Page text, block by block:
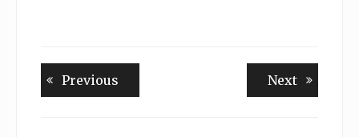
Beitragsnavigation
Previous NextNext